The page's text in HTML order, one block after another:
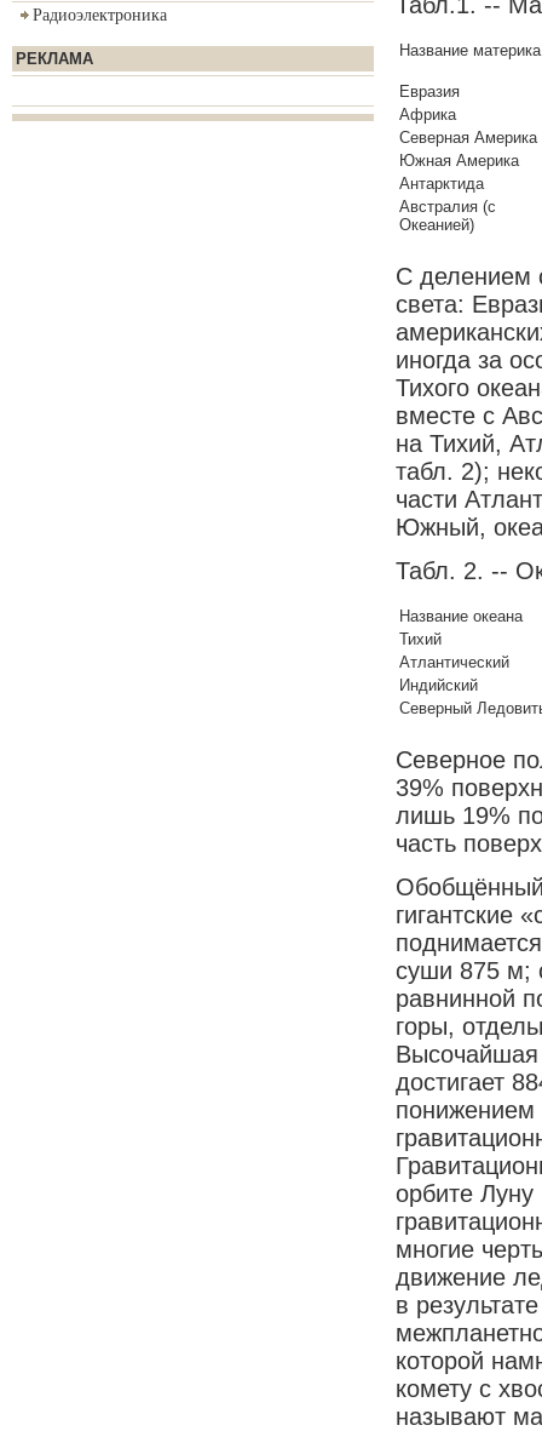
Радиоэлектроника
РЕКЛАМА Название материка
Евразия
Африка
Северная Америка
Южная Америка
Антарктида
Австралия (с
Океанией)
С делением
света:
иногда за
Тихого
вместе с
на Тихий,
табл. 2);
части
Южный,
Табл. 2. --
Название океана
Тихий
Атлантический
Индийский
Северный
Северное
39%
лишь 19%
часть
гигантские
суши 875 м;
равнинной
горы,
достигает
понижением
орбите Луну
многие
движение
в
которой
комету с
называют